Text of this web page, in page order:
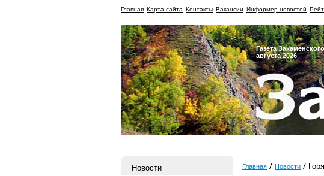
Главная Карта сайта Контакты Вакансии Информер новостей
Газета
августа 2026
Новости
Главная Новости